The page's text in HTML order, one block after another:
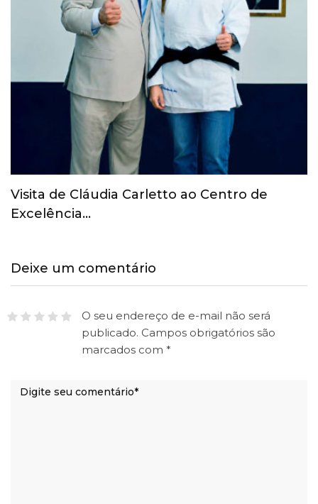
COI revoga suspensão provisória do Comitê
Olímpico Russo
Deixe um comentário
O seu endereço de e-mail não será
publicado. Campos obrigatórios são
marcados com *